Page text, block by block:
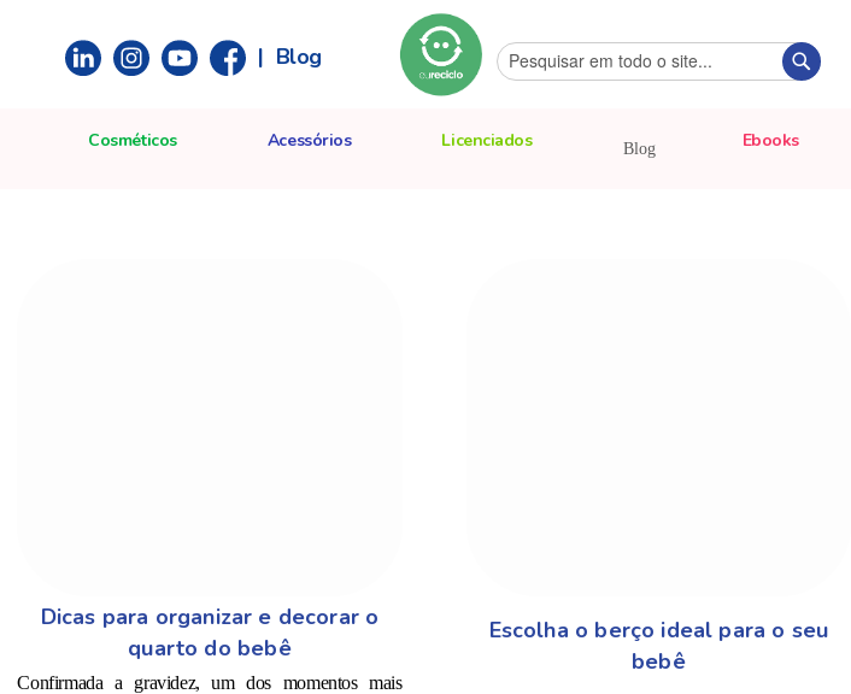
| Blog
Cosméticos Acessórios Licenciados Blog Ebooks
Dicas para organizar e decorar o
quarto do bebê
Confirmada a gravidez, um dos momentos mais
Escolha o berço ideal para o seu
bebê